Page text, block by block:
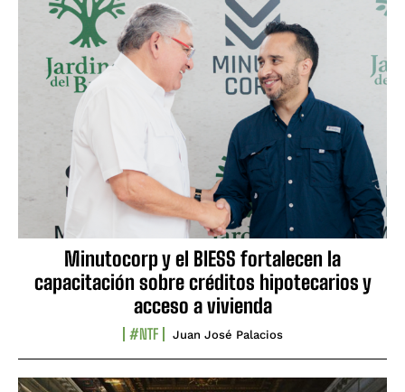
Minutocorp y el BIESS fortalecen la
capacitación sobre créditos hipotecarios y
acceso a vivienda
#NTF Juan José Palacios